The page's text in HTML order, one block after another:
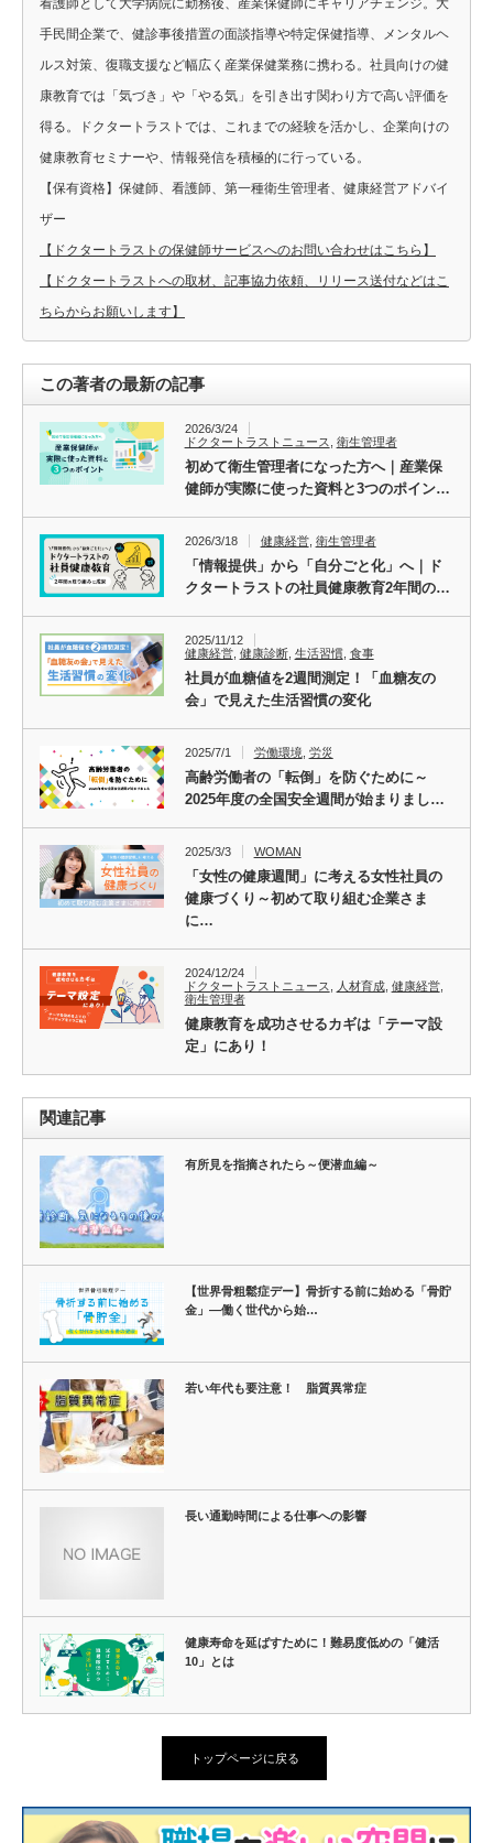
看護師として大学病院に勤務後、産業保健師にキャリアチェンジ。大
手民間企業で、健診事後措置の面談指導や特定保健指導、メンタルヘ
ルス対策、復職支援など幅広く産業保健業務に携わる。社員向けの健
康教育では「気づき」や「やる気」を引き出す関わり方で高い評価を
得る。ドクタートラストでは、これまでの経験を活かし、企業向けの
健康教育セミナーや、情報発信を積極的に行っている。
【保有資格】保健師、看護師、第一種衛生管理者、健康経営アドバイ
ザー
【ドクタートラストの保健師サービスへのお問い合わせはこちら】
【ドクタートラストへの取材、記事協力依頼、リリース送付などはこ
ちらからお願いします】
この著者の最新の記事
2026/3/24
ドクタートラストニュース
衛生管理者
初めて衛生管理者になった方へ｜産業保
健師が実際に使った資料と3つのポイン…
2026/3/18 健康経営, 衛生管理者
「情報提供」から「自分ごと化」へ｜ド
クタートラストの社員健康教育2年間の…
2025/11/12
健康経営, 健康診断, 生活習慣, 食事
社員が血糖値を2週間測定！「血糖友の
会」で見えた生活習慣の変化
2025/7/1 労働環境 労災
高齢労働者の「転倒」を防ぐために～
2025年度の全国安全週間が始まりまし…
2025/3/3 WOMAN
「女性の健康週間」に考える女性社員の
健康づくり～初めて取り組む企業さま
に…
2024/12/24
ドクタートラストニュース
人材育成, 健康経営,
衛生管理者
健康教育を成功させるカギは「テーマ設
定」にあり！
関連記事
有所見を指摘されたら～便潜血編～
【世界骨粗鬆症デー】骨折する前に始める「骨貯
金」―働く世代から始…
若い年代も要注意！ 脂質異常症
長い通勤時間による仕事への影響
健康寿命を延ばすために！難易度低めの「健活
10」とは
トップページに戻る